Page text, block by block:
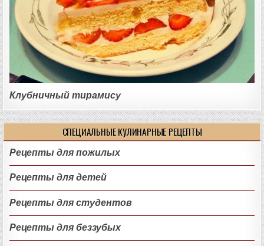
Клубничный тирамису
СПЕЦИАЛЬНЫЕ КУЛИНАРНЫЕ РЕЦЕПТЫ
Рецепты для пожилых
Рецепты для детей
Рецепты для студентов
Рецепты для беззубых